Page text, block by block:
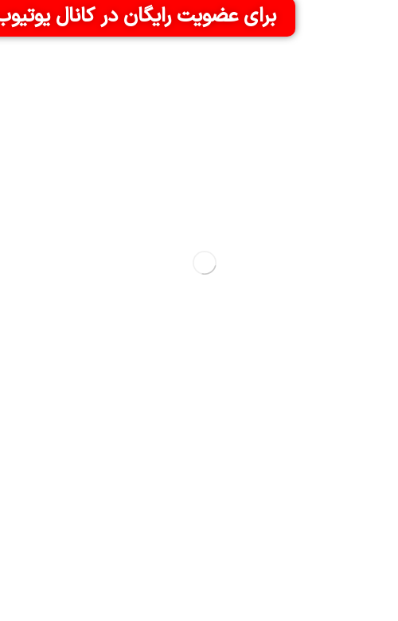
برای عضویت رایگان در کانال